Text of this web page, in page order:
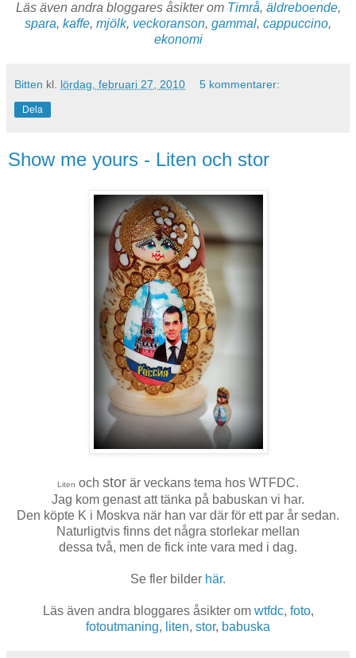
Läs även andra bloggares åsikter om Timrå, äldreboende,
spara, kaffe, mjölk, veckoranson, gammal, cappuccino,
ekonomi
Bitten kl. lördag, februari 27, 2010 5 kommentarer:
Dela
Show me yours - Liten och stor
Liten och stor är veckans tema hos WTFDC.
Jag kom genast att tänka på babuskan vi har.
Den köpte K i Moskva när han var där för ett par år sedan.
Naturligtvis finns det några storlekar mellan
dessa två, men de fick inte vara med i dag.
Se fler bilder här.
Läs även andra bloggares åsikter om wtfdc, foto,
fotoutmaning, liten, stor, babuska